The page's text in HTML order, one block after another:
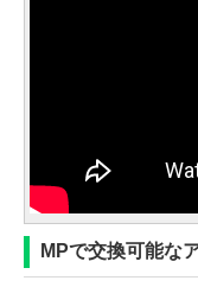
MPで交換可能な